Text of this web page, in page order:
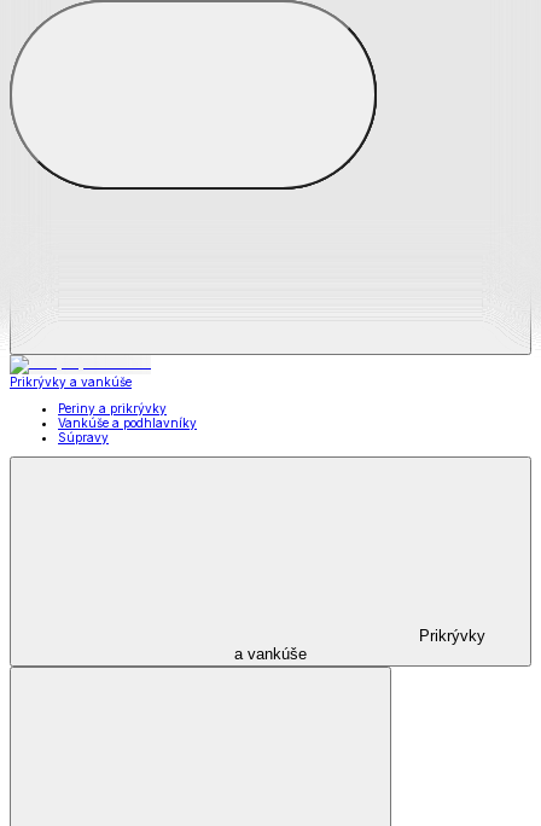
Zobraziť všetko
Všetko z Matrace a matracové chrániče
Matrace
Chrániče na matrace
Prikrývky a vankúše
Periny a prikrývky
Vankúše a podhlavníky
Súpravy
Prikrývky
a vankúše